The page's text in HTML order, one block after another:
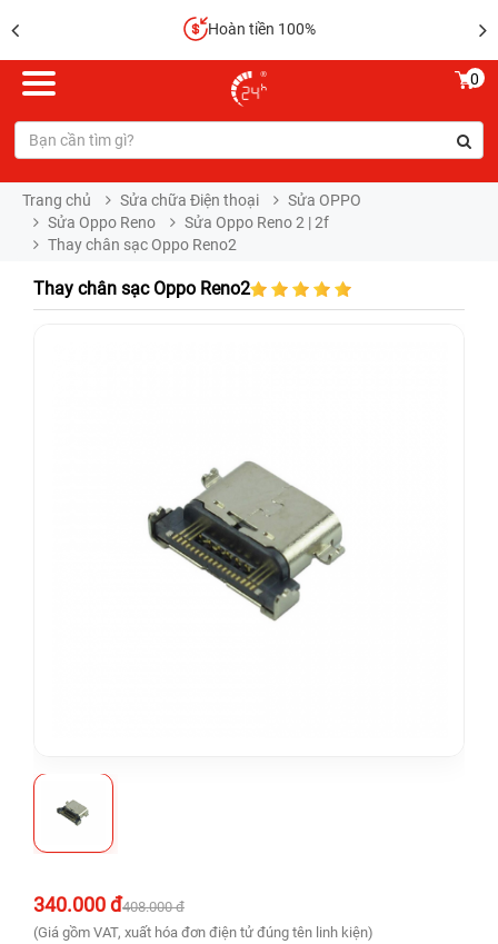
Hoàn tiền 100%
0
Trang chủ Sửa chữa Điện thoại
Sửa OPPO
Sửa Oppo Reno
Sửa Oppo Reno 2 | 2f
Thay chân sạc Oppo Reno2
Thay chân sạc Oppo Reno2
340.000 đ408.000 đ
(Giá gồm VAT, xuất hóa đơn điện tử đúng tên linh kiện)